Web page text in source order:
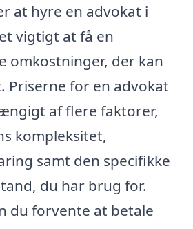
at hyre en advokat i
vigtigt at få en
omkostninger, der kan
Priserne for en advokat
af flere faktorer,
kompleksitet,
samt den specifikke
du har brug for.
du forvente at betale